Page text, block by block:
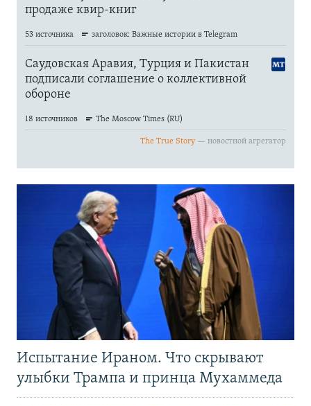
Испытание Ираном. Что скрывают
улыбки Трампа и принца Мухаммеда